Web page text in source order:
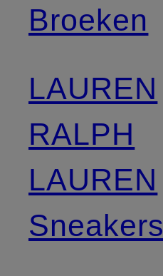
Broeken
LAUREN
RALPH
LAUREN
Sneakers